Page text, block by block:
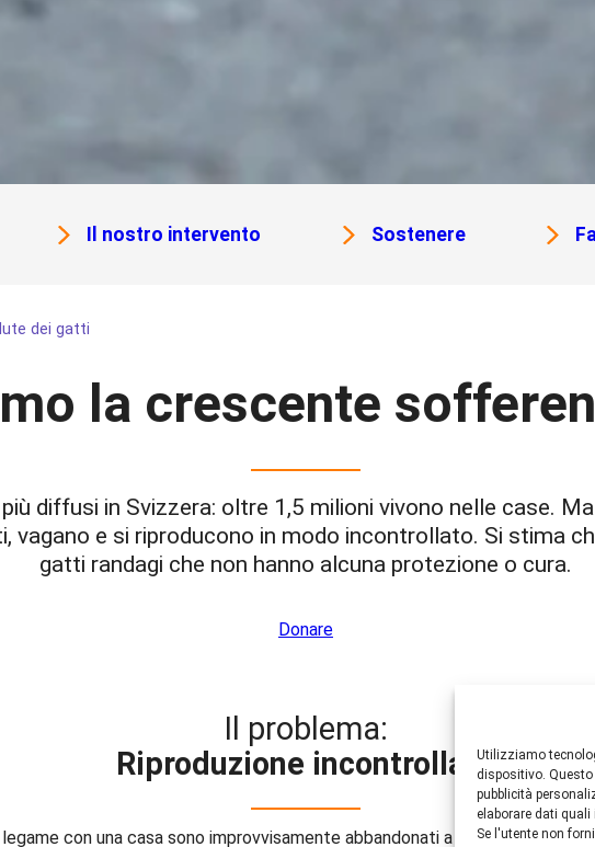
Utilizziamo
dispositivo.
pubblicità
elaborare dati
Se l'utente non
Il nostro intervento Sostenere
dei gatti
la crescente
diffusi in Svizzera: oltre 1,5 milioni vivono nelle case.
vagano e si riproducono in modo incontrollato. Si stima
gatti randagi che non hanno alcuna protezione o cura.
Donare
Il problema:
Riproduzione incontrollata
con una casa sono improvvisamente abbandonati a se stessi.